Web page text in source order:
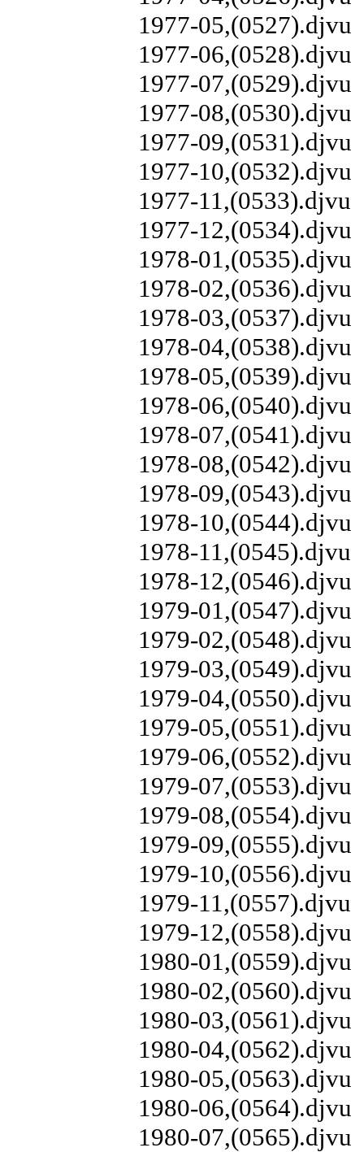
1977-05,(0527).djvu
1977-06,(0528).djvu
1977-07,(0529).djvu
1977-08,(0530).djvu
1977-09,(0531).djvu
1977-10,(0532).djvu
1977-11,(0533).djvu
1977-12,(0534).djvu
1978-01,(0535).djvu
1978-02,(0536).djvu
1978-03,(0537).djvu
1978-04,(0538).djvu
1978-05,(0539).djvu
1978-06,(0540).djvu
1978-07,(0541).djvu
1978-08,(0542).djvu
1978-09,(0543).djvu
1978-10,(0544).djvu
1978-11,(0545).djvu
1978-12,(0546).djvu
1979-01,(0547).djvu
1979-02,(0548).djvu
1979-03,(0549).djvu
1979-04,(0550).djvu
1979-05,(0551).djvu
1979-06,(0552).djvu
1979-07,(0553).djvu
1979-08,(0554).djvu
1979-09,(0555).djvu
1979-10,(0556).djvu
1979-11,(0557).djvu
1979-12,(0558).djvu
1980-01,(0559).djvu
1980-02,(0560).djvu
1980-03,(0561).djvu
1980-04,(0562).djvu
1980-05,(0563).djvu
1980-06,(0564).djvu
1980-07,(0565).djvu